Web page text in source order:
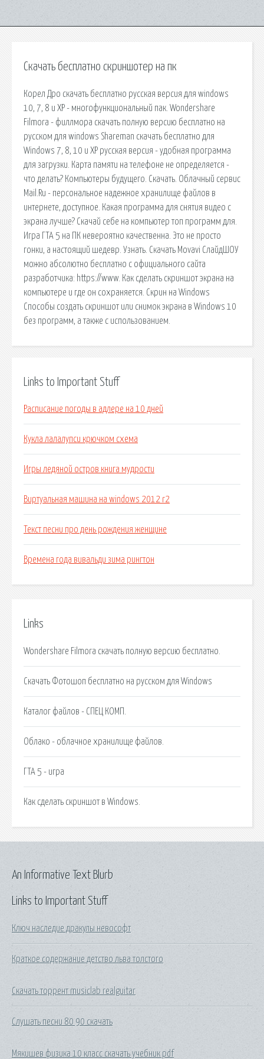
Скачать бесплатно скриншотер на пк
Корел Дро скачать бесплатно русская версия для windows
10, 7, 8 и XP - многофункциональный пак. Wondershare
Filmora - филлмора скачать полную версию бесплатно на
русском для windows Shareman скачать бесплатно для
Windows 7, 8, 10 и XP русская версия - удобная программа
для загрузки. Карта памяти на телефоне не определяется -
что делать? Компьютеры будущего. Скачать. Облачный сервис
Mail.Ru - персональное надежное хранилище файлов в
интернете, доступное. Какая программа для снятия видео с
экрана лучше? Скачай себе на компьютер топ программ для.
Игра ГТА 5 на ПК невероятно качественна. Это не просто
гонки, а настоящий шедевр. Узнать. Скачать Movavi СлайдШОУ
можно абсолютно бесплатно с официального сайта
разработчика: https://www. Как сделать скриншот экрана на
компьютере и где он сохраняется. Скрин на Windows
Способы создать скриншот или снимок экрана в Windows 10
без программ, а также с использованием.
Links to Important Stuff
Расписание погоды в адлере на 10 дней
Кукла лалалупси крючком схема
Игры ледяной остров книга мудрости
Виртуальная машина на windows 2012 r2
Текст песни про день рождения женщине
Времена года вивальди зима рингтон
Links
Wondershare Filmora скачать полную версию бесплатно.
Скачать Фотошоп бесплатно на русском для Windows
Каталог файлов - СПЕЦ КОМП.
Облако - облачное хранилище файлов.
ГТА 5 - игра
Как сделать скриншот в Windows.
Links to Important Stuff
Ключ наследие дракулы невософт
Краткое содержание детство льва толстого
Скачать торрент musiclab realguitar
Слушать песни 80 90 скачать
Мякишев физика 10 класс скачать учебник pdf
An Informative Text Blurb